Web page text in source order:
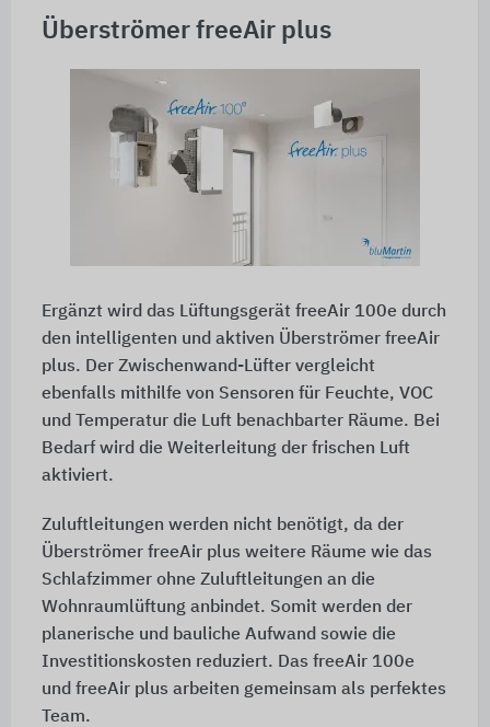
Überströmer freeAir plus
Ergänzt wird das Lüftungsgerät freeAir 100e durch
den intelligenten und aktiven Überströmer freeAir
plus. Der Zwischenwand-Lüfter vergleicht
ebenfalls mithilfe von Sensoren für Feuchte, VOC
und Temperatur die Luft benachbarter Räume. Bei
Bedarf wird die Weiterleitung der frischen Luft
aktiviert.
Zuluftleitungen werden nicht benötigt, da der
Überströmer freeAir plus weitere Räume wie das
Schlafzimmer ohne Zuluftleitungen an die
Wohnraumlüftung anbindet. Somit werden der
planerische und bauliche Aufwand sowie die
Investitionskosten reduziert. Das freeAir 100e
und freeAir plus arbeiten gemeinsam als perfektes
Team.